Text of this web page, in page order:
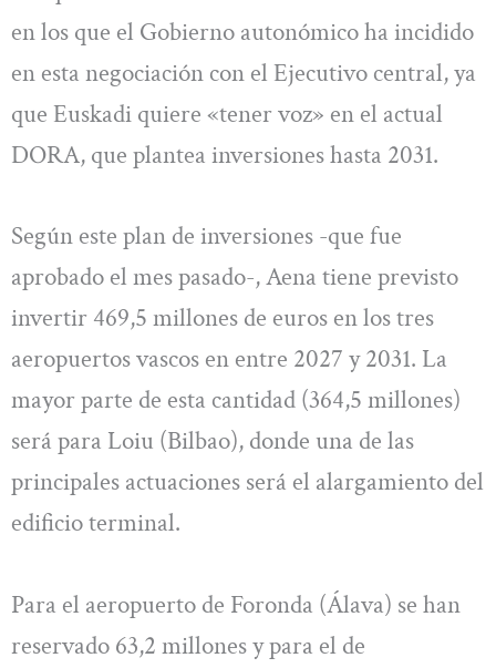
en los que el Gobierno autonómico ha incidido
en esta negociación con el Ejecutivo central, ya
que Euskadi quiere «tener voz» en el actual
DORA, que plantea inversiones hasta 2031.
Según este plan de inversiones -que fue
aprobado el mes pasado-, Aena tiene previsto
invertir 469,5 millones de euros en los tres
aeropuertos vascos en entre 2027 y 2031. La
mayor parte de esta cantidad (364,5 millones)
será para Loiu (Bilbao), donde una de las
principales actuaciones será el alargamiento del
edificio terminal.
Para el aeropuerto de Foronda (Álava) se han
reservado 63,2 millones y para el de